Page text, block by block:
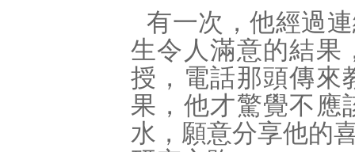
有一次，他經過
生令人滿意的結果
授，電話那頭傳來
果，他才驚覺不應
水，願意分享他的